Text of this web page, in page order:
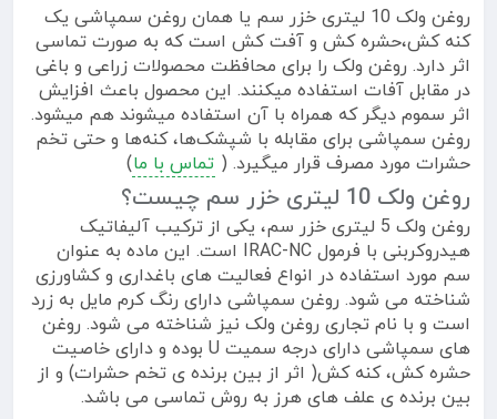
روغن ولک 10 لیتری خزر سم یا همان روغن سمپاشی یک
کنه کش،حشره کش و آفت کش است که به صورت تماسی
اثر دارد. روغن ولک را برای محافظت محصولات زراعی و باغی
در مقابل آفات استفاده میکنند. این محصول باعث افزایش
اثر سموم دیگر که همراه با آن استفاده میشوند هم میشود.
روغن سمپاشی برای مقابله با شپشک‌ها، کنه‌ها و حتی تخم
حشرات مورد مصرف قرار میگیرد. ( تماس با ما)
روغن ولک 10 لیتری خزر سم چیست؟
روغن ولک 5 لیتری خزر سم، یکی از ترکیب آلیفاتیک
هیدروکربنی با فرمول IRAC-NC است. این ماده به عنوان
سم مورد استفاده در انواع فعالیت های باغداری و کشاورزی
شناخته می شود. روغن سمپاشی دارای رنگ کرم مایل به زرد
است و با نام تجاری روغن ولک نیز شناخته می شود. روغن
های سمپاشی دارای درجه سمیت U بوده و دارای خاصیت
حشره کش، کنه کش( اثر از بین برنده ی تخم حشرات) و از
بین برنده ی علف های هرز به روش تماسی می باشد.